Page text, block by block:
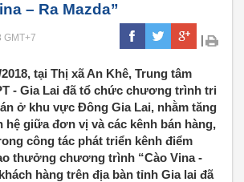
– Ra Mazda”
GMT+7 |
tại Thị xã An Khê, Trung tâm
- Gia Lai đã tổ chức chương trình tri
ở khu vực Đông Gia Lai, nhằm tăng
giữa đơn vị và các kênh bán hàng,
công tác phát triển kênh điểm
thưởng chương trình “Cào Vina -
hàng trên địa bàn tỉnh Gia lai đã